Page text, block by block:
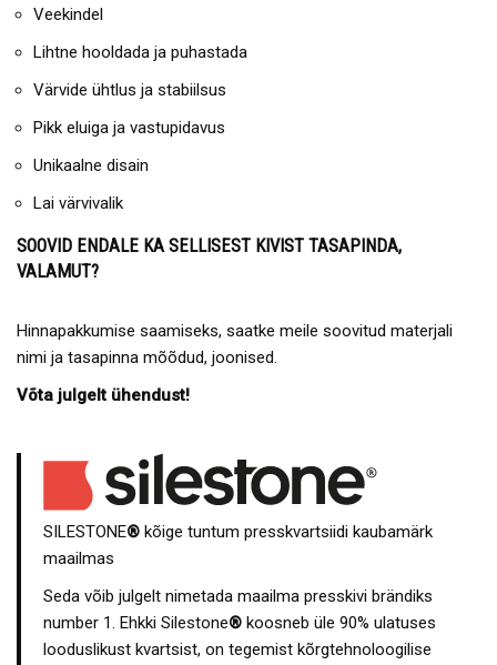
Veekindel
Lihtne hooldada ja puhastada
Värvide ühtlus ja stabiilsus
Pikk eluiga ja vastupidavus
Unikaalne disain
Lai värvivalik
SOOVID ENDALE KA SELLISEST KIVIST TASAPINDA,
VALAMUT?
Hinnapakkumise saamiseks, saatke meile soovitud materjali
nimi ja tasapinna mõõdud, joonised.
Võta julgelt ühendust!
SILESTONE® kõige tuntum presskvartsiidi kaubamärk
maailmas
Seda võib julgelt nimetada maailma presskivi brändiks
number 1. Ehkki Silestone® koosneb üle 90% ulatuses
looduslikust kvartsist, on tegemist kõrgtehnoloogilise